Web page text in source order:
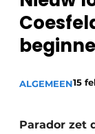
ALGEMEEN15
Parador zet